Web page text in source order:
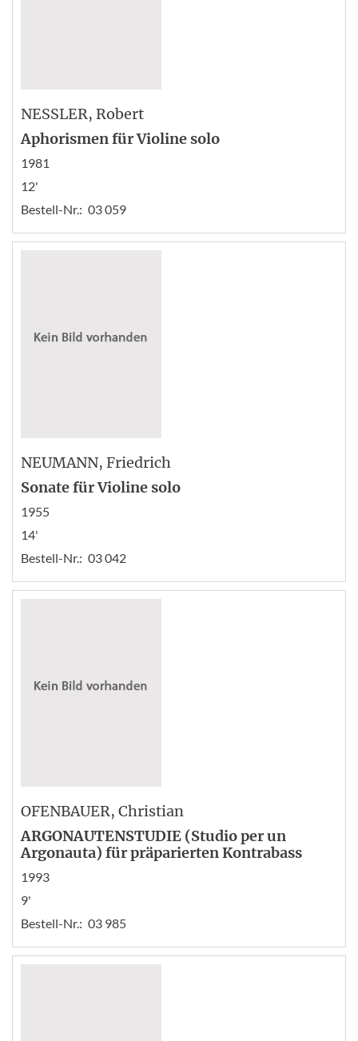
NESSLER, Robert
Aphorismen für Violine solo
1981
12'
Bestell-Nr.: 03 059
NEUMANN, Friedrich
Sonate für Violine solo
1955
14'
Bestell-Nr.: 03 042
OFENBAUER, Christian
ARGONAUTENSTUDIE (Studio per un
Argonauta) für präparierten Kontrabass
1993
9'
Bestell-Nr.: 03 985